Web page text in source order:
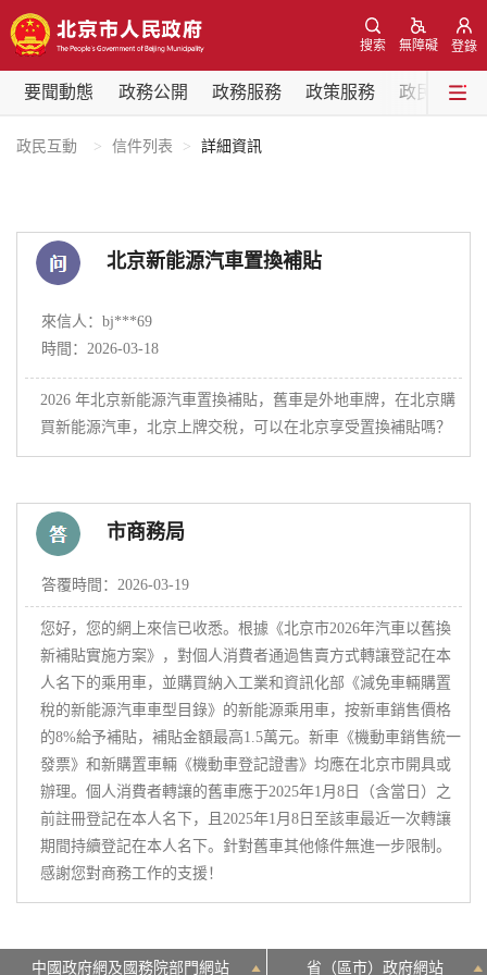
登錄
無障礙
搜索
要聞動態 政務公開 政務服務 政策服務 政民互動
要聞動態
黨中央精神 國務院資訊
各區熱點
政務公開
市領導 機構職能 政策服務
決策公開
政務服務
個人服務 法人服務 部門服務
便民服務 利企服務 投資項目
仲介服務 陽光政務
政民互動
政民互動 信件列表 詳細資訊
北京新能源汽車置換補貼
來信人：bj***69
時間：2026-03-18
2026 年北京新能源汽車置換補貼，舊車是外地車牌，在北京購
買新能源汽車，北京上牌交稅，可以在北京享受置換補貼嗎？
市商務局
答覆時間：2026-03-19
您好，您的網上來信已收悉。根據《北京市2026年汽車以舊換
新補貼實施方案》，對個人消費者通過售賣方式轉讓登記在本
人名下的乘用車，並購買納入工業和資訊化部《減免車輛購置
稅的新能源汽車車型目錄》的新能源乘用車，按新車銷售價格
的8%給予補貼，補貼金額最高1.5萬元。新車《機動車銷售統一
發票》和新購置車輛《機動車登記證書》均應在北京市開具或
辦理。個人消費者轉讓的舊車應于2025年1月8日（含當日）之
前註冊登記在本人名下，且2025年1月8日至該車最近一次轉讓
期間持續登記在本人名下。針對舊車其他條件無進一步限制。
感謝您對商務工作的支援！
中國政府網及國務院部門網站 省（區市）政府網站